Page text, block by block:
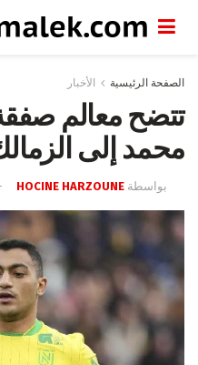
الصفحة الرئيسية الأخبار
تتضح معالم
محمد إلى
بواسطة HOCINE HARZOUNE